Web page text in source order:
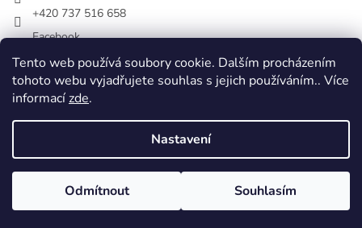
Tento web používá soubory cookie. Dalším procházením
tohoto webu vyjadřujete souhlas s jejich používáním.. Více
informacízde.
Nastavení
Odmítnout Souhlasím
+420 737 516 658
Facebook
vsezakatu/
+420 737 516 658
Vytvořil Shoptet
Copyright 2026Vše z akátu . Všechna práva vyhrazena.